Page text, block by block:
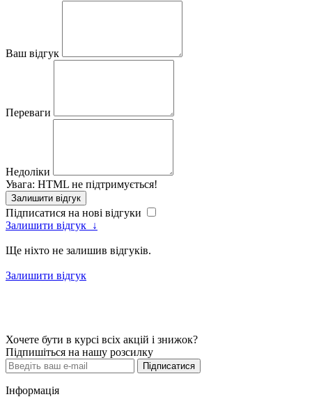
Ваш відгук
Переваги
Недоліки
Увага: HTML не підтримується!
Залишити відгук
Підписатися на нові відгуки
Залишити відгук ↓
Ще ніхто не залишив відгуків.
Залишити відгук
Хочете бути в курсі всіх акцій і знижок?
Підпишіться на нашу розсилку
Підписатися
Інформація